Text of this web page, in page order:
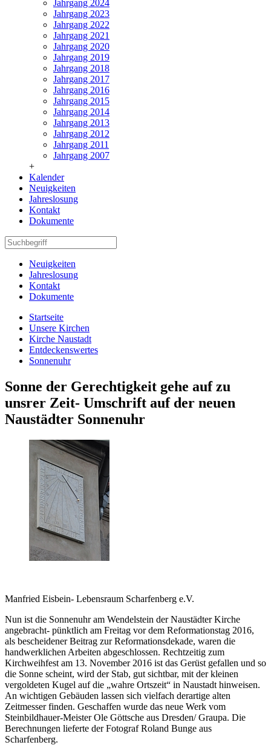
Jahrgang 2024
Jahrgang 2023
Jahrgang 2022
Jahrgang 2021
Jahrgang 2020
Jahrgang 2019
Jahrgang 2018
Jahrgang 2017
Jahrgang 2016
Jahrgang 2015
Jahrgang 2014
Jahrgang 2013
Jahrgang 2012
Jahrgang 2011
Jahrgang 2007
+
Kalender
Neuigkeiten
Jahreslosung
Kontakt
Dokumente
Neuigkeiten
Jahreslosung
Kontakt
Dokumente
Startseite
Unsere Kirchen
Kirche Naustadt
Entdeckenswertes
Sonnenuhr
Sonne der Gerechtigkeit gehe auf zu
unsrer Zeit- Umschrift auf der neuen
Naustädter Sonnenuhr
Manfried Eisbein- Lebensraum Scharfenberg e.V.
Nun ist die Sonnenuhr am Wendelstein der Naustädter Kirche
angebracht- pünktlich am Freitag vor dem Reformationstag 2016,
als bescheidener Beitrag zur Reformationsdekade, waren die
handwerklichen Arbeiten abgeschlossen. Rechtzeitig zum
Kirchweihfest am 13. November 2016 ist das Gerüst gefallen und so
die Sonne scheint, wird der Stab, gut sichtbar, mit der kleinen
vergoldeten Kugel auf die „wahre Ortszeit“ in Naustadt hinweisen.
An wichtigen Gebäuden lassen sich vielfach derartige alten
Zeitmesser finden. Geschaffen wurde das neue Werk vom
Steinbildhauer-Meister Ole Göttsche aus Dresden/ Graupa. Die
Berechnungen lieferte der Fotograf Roland Bunge aus
Scharfenberg.